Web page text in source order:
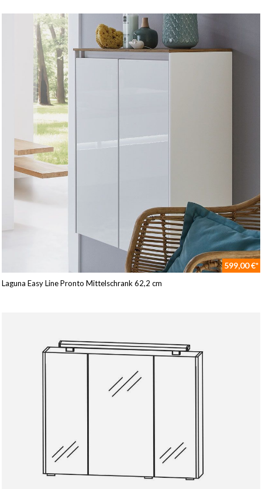
599,00 €*
Laguna Easy Line Pronto Mittelschrank 62,2 cm